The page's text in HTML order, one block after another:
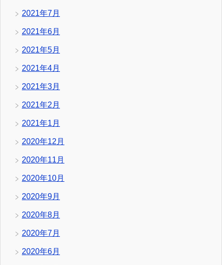
2021年7月
2021年6月
2021年5月
2021年4月
2021年3月
2021年2月
2021年1月
2020年12月
2020年11月
2020年10月
2020年9月
2020年8月
2020年7月
2020年6月